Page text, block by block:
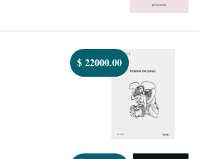
$22000.00